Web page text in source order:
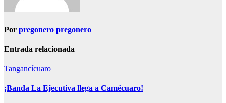
Por pregonero pregonero
Entrada relacionada
Tangancícuaro
¡Banda La Ejecutiva llega a Camécuaro!